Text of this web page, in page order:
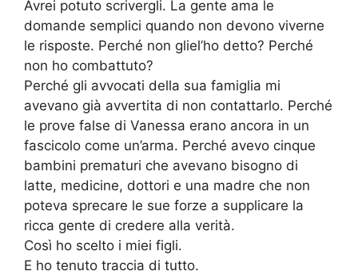
Avrei potuto scrivergli. La gente ama le
domande semplici quando non devono viverne
le risposte. Perché non gliel’ho detto? Perché
non ho combattuto?
Perché gli avvocati della sua famiglia mi
avevano già avvertita di non contattarlo. Perché
le prove false di Vanessa erano ancora in un
fascicolo come un’arma. Perché avevo cinque
bambini prematuri che avevano bisogno di
latte, medicine, dottori e una madre che non
poteva sprecare le sue forze a supplicare la
ricca gente di credere alla verità.
Così ho scelto i miei figli.
E ho tenuto traccia di tutto.